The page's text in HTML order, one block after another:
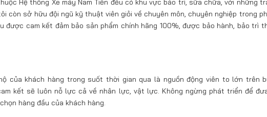
Hệ thống Xe máy Nam Tiến đều có khu vực bảo trì, sữa chữa, với những
còn sở hữu đội ngũ kỹ thuật viên giỏi về chuyên môn, chuyên nghiệp trong
được cam kết đảm bảo sản phẩm chính hãng 100%, được bảo hành, bảo trì
của khách hàng trong suốt thời gian qua là nguồn động viên to lớn trên
kết sẽ luôn nỗ lực cả về nhân lực, vật lực. Không ngừng phát triển để
hàng đầu của khách hàng.